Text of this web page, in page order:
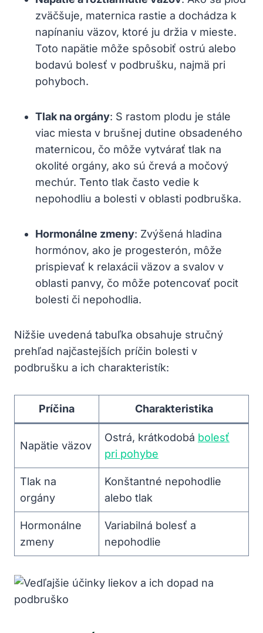
zväčšuje, maternica rastie a dochádza k
napínaniu väzov, ktoré ju držia v mieste.
Toto napätie môže spôsobiť ostrú alebo
bodavú bolesť v podbrušku, najmä pri
pohyboch.
Tlak na orgány: S rastom plodu je stále
viac miesta v brušnej dutine obsadeného
maternicou, čo môže vytvárať tlak na
okolité orgány, ako sú črevá a močový
mechúr. Tento tlak často vedie k
nepohodliu a bolesti v oblasti podbruška.
Hormonálne zmeny: Zvýšená hladina
hormónov, ako je progesterón, môže
prispievať k relaxácii väzov a svalov v
oblasti panvy, čo môže potencovať pocit
bolesti či nepohodlia.
Nižšie uvedená tabuľka obsahuje stručný
prehľad najčastejších príčin bolesti v
podbrušku a ich charakteristík:
Príčina Charakteristika
Napätie väzov
Ostrá, krátkodobá bolesť
pri pohybe
Tlak na
orgány
Konštantné nepohodlie
alebo tlak
Hormonálne
zmeny
Variabilná bolesť a
nepohodlie